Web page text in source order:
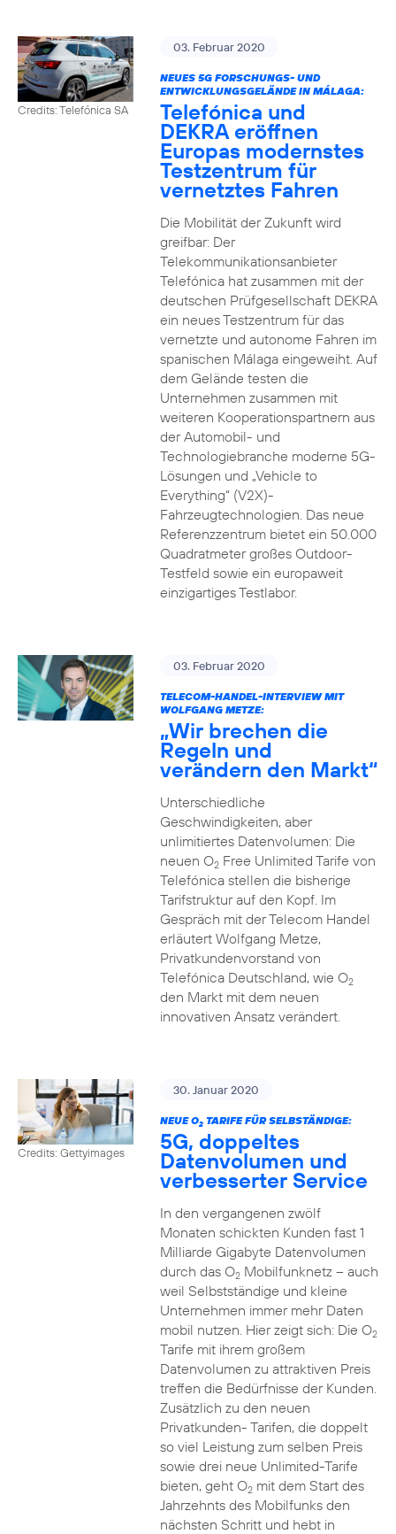
Credits: Telefónica SA
03. Februar 2020
NEUES 5G FORSCHUNGS- UND
ENTWICKLUNGSGELÄNDE IN MÁLAGA:
Telefónica und
DEKRA eröffnen
Europas modernstes
Testzentrum für
vernetztes Fahren
Die Mobilität der Zukunft wird
greifbar: Der
Telekommunikationsanbieter
Telefónica hat zusammen mit der
deutschen Prüfgesellschaft DEKRA
ein neues Testzentrum für das
vernetzte und autonome Fahren im
spanischen Málaga eingeweiht. Auf
dem Gelände testen die
Unternehmen zusammen mit
weiteren Kooperationspartnern aus
der Automobil- und
Technologiebranche moderne 5G-
Lösungen und „Vehicle to
Everything“ (V2X)-
Fahrzeugtechnologien. Das neue
Referenzzentrum bietet ein 50.000
Quadratmeter großes Outdoor-
Testfeld sowie ein europaweit
einzigartiges Testlabor.
03. Februar 2020
TELECOM-HANDEL-INTERVIEW MIT
WOLFGANG METZE:
„Wir brechen die
Regeln und
verändern den Markt“
Unterschiedliche
Geschwindigkeiten, aber
unlimitiertes Datenvolumen: Die
neuen O2Free Unlimited Tarife von
Telefónica stellen die bisherige
Tarifstruktur auf den Kopf. Im
Gespräch mit der Telecom Handel
erläutert Wolfgang Metze,
Privatkundenvorstand von
Telefónica Deutschland, wie O2
den Markt mit dem neuen
innovativen Ansatz verändert.
Credits: Gettyimages
30. Januar 2020
NEUE O2TARIFE FÜR SELBSTÄNDIGE:
5G, doppeltes
Datenvolumen und
verbesserter Service
In den vergangenen zwölf
Monaten schickten Kunden fast 1
Milliarde Gigabyte Datenvolumen
durch das O2Mobilfunknetz – auch
weil Selbstständige und kleine
Unternehmen immer mehr Daten
mobil nutzen. Hier zeigt sich: Die O2
Tarife mit ihrem großem
Datenvolumen zu attraktiven Preis
treffen die Bedürfnisse der Kunden.
Zusätzlich zu den neuen
Privatkunden- Tarifen, die doppelt
so viel Leistung zum selben Preis
sowie drei neue Unlimited-Tarife
bieten, geht O2mit dem Start des
Jahrzehnts des Mobilfunks den
nächsten Schritt und hebt in